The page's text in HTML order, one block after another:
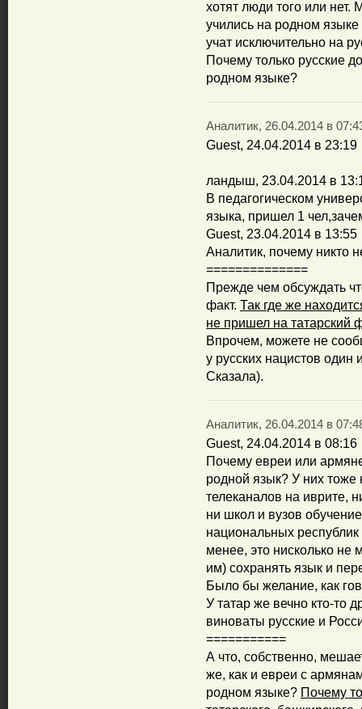
хотят люди того или нет.
учились на родном
учат исключительно на
Почему только русские
родном языке?
Аналитик, 26.04.2014 в
Guest, 24.04.2014 в 23:19
ландыш, 23.04.2014 в
В педагогическом
языка, пришел 1
Guest, 23.04.2014 в 13:55
Аналитик, почему никто
==============
Прежде чем обсуждать
факт. Так где же
не пришел на татарский
Впрочем, можете не
у русских нацистов
Сказала).
Аналитик, 26.04.2014 в
Guest, 24.04.2014 в 08:16
Почему евреи или
родной язык? У них тоже
телеканалов на иврите,
ни школ и вузов
национальных
менее, это нисколько
им) сохранять язык и
Было бы желание, как
У татар же вечно кто-то
виноваты русские и
===========
А что, собственно,
же, как и евреи с
родном языке? Почему